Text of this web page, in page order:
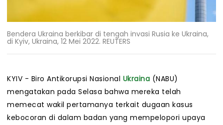
Bendera Ukraina berkibar di tengah invasi Rusia ke Ukraina,
di Kyiv, Ukraina, 12 Mei 2022. REUTERS
KYIV - Biro Antikorupsi Nasional Ukraina (NABU)
mengatakan pada Selasa bahwa mereka telah
memecat wakil pertamanya terkait dugaan kasus
kebocoran di dalam badan yang mempelopori upaya